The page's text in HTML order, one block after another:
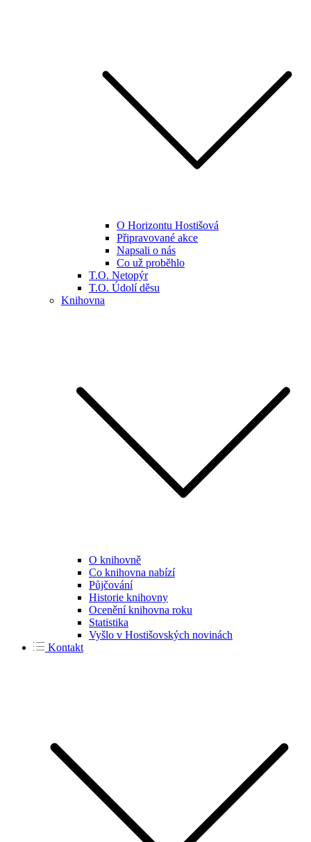
O Horizontu Hostišová
Připravované akce
Napsali o nás
Co už proběhlo
T.O. Netopýr
T.O. Údolí děsu
Knihovna
O knihovně
Co knihovna nabízí
Půjčování
Historie knihovny
Ocenění knihovna roku
Statistika
Vyšlo v Hostišovských novinách
Kontakt